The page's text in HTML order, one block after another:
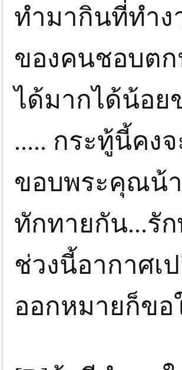
ทำมากินที่ทำ
ของคนชอบตก
ได้มากได้น้อย
..... กระทู้นี้คง
ขอบพระคุณน้า
ทักทายกัน...รั
ช่วงนี้อากาศเ
ออกหมายก็ข